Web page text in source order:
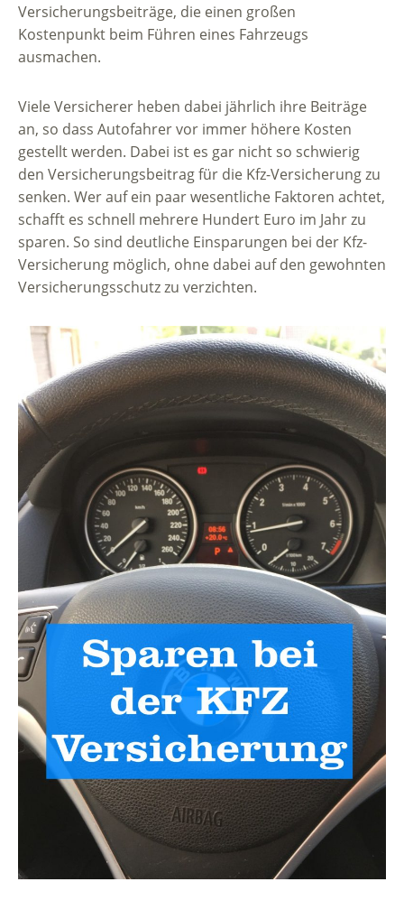
Versicherungsbeiträge, die einen großen
Kostenpunkt beim Führen eines Fahrzeugs
ausmachen.
Viele Versicherer heben dabei jährlich ihre Beiträge
an, so dass Autofahrer vor immer höhere Kosten
gestellt werden. Dabei ist es gar nicht so schwierig
den Versicherungsbeitrag für die Kfz-Versicherung zu
senken. Wer auf ein paar wesentliche Faktoren achtet,
schafft es schnell mehrere Hundert Euro im Jahr zu
sparen. So sind deutliche Einsparungen bei der Kfz-
Versicherung möglich, ohne dabei auf den gewohnten
Versicherungsschutz zu verzichten.